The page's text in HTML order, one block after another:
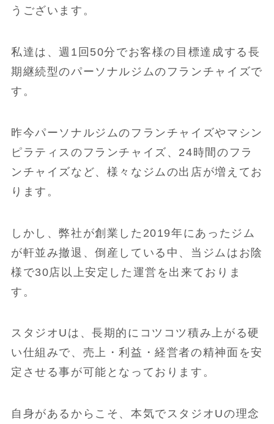
うございます。
私達は、週1回50分でお客様の目標達成する長
期継続型のパーソナルジムのフランチャイズで
す。
昨今パーソナルジムのフランチャイズやマシン
ピラティスのフランチャイズ、24時間のフラ
ンチャイズなど、様々なジムの出店が増えてお
ります。
しかし、弊社が創業した2019年にあったジム
が軒並み撤退、倒産している中、当ジムはお陰
様で30店以上安定した運営を出来ておりま
す。
スタジオUは、長期的にコツコツ積み上がる硬
い仕組みで、売上・利益・経営者の精神面を安
定させる事が可能となっております。
自身があるからこそ、本気でスタジオUの理念